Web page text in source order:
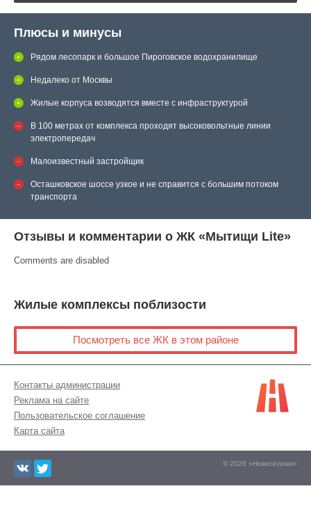
Плюсы и минусы
Рядом лесопарк и большое Пироговское водохранилище
Недалеко от Москвы
Жилые корпуса возводятся вместе с инфраструктурой
В 100 метрах от комплекса проходят высоковольтные линии
электропередач
Малоизвестный застройщик
Осташковское шоссе узкое и не справится с большим потоком
транспорта
Отзывы и комментарии о ЖК «Мытищи Lite»
Comments are disabled
Жилые комплексы поблизости
Посмотреть все ЖК в этом районе
Контакты администрации
Реклама на сайте
Пользовательское соглашение
Карта сайта
© 2026 «Новосёлово»